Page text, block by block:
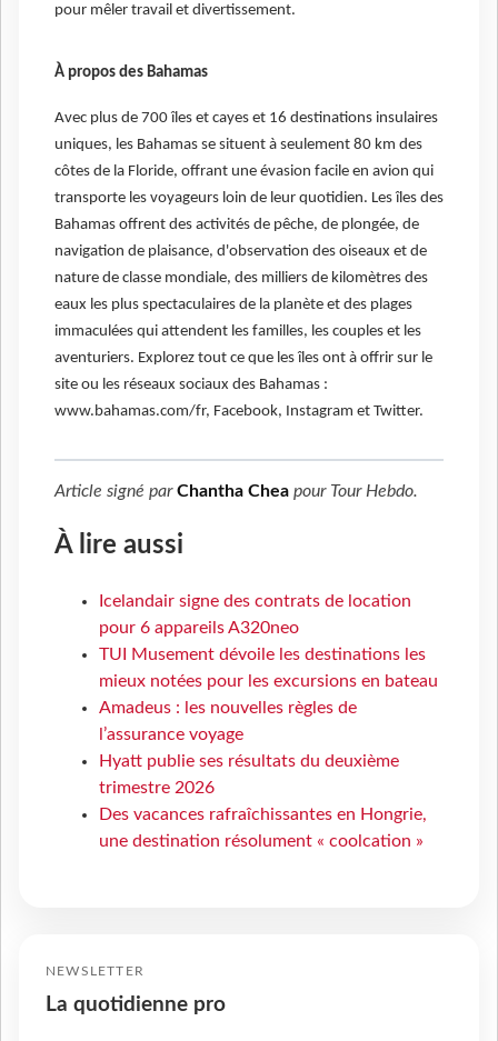
pour mêler travail et divertissement.
À propos des Bahamas
Avec plus de 700 îles et cayes et 16 destinations insulaires
uniques, les Bahamas se situent à seulement 80 km des
côtes de la Floride, offrant une évasion facile en avion qui
transporte les voyageurs loin de leur quotidien. Les îles des
Bahamas offrent des activités de pêche, de plongée, de
navigation de plaisance, d'observation des oiseaux et de
nature de classe mondiale, des milliers de kilomètres des
eaux les plus spectaculaires de la planète et des plages
immaculées qui attendent les familles, les couples et les
aventuriers. Explorez tout ce que les îles ont à offrir sur le
site ou les réseaux sociaux des Bahamas :
www.bahamas.com/fr, Facebook, Instagram et Twitter.
Article signé parChantha Chea pour Tour Hebdo.
À lire aussi
Icelandair signe des contrats de location
pour 6 appareils A320neo
TUI Musement dévoile les destinations les
mieux notées pour les excursions en bateau
Amadeus : les nouvelles règles de
l’assurance voyage
Hyatt publie ses résultats du deuxième
trimestre 2026
Des vacances rafraîchissantes en Hongrie,
une destination résolument « coolcation »
NEWSLETTER
La quotidienne pro